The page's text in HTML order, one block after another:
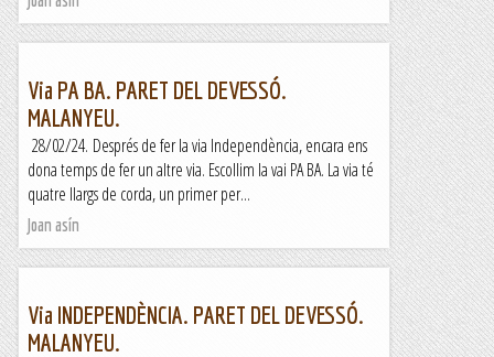
Via PA BA. PARET DEL DEVESSÓ.
MALANYEU.
28/02/24. Després de fer la via Independència, encara ens
dona temps de fer un altre via. Escollim la vai PA BA. La via té
quatre llargs de corda, un primer per...
Joan asín
Via INDEPENDÈNCIA. PARET DEL DEVESSÓ.
MALANYEU.